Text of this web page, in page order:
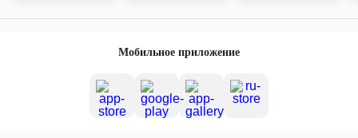
Мобильное приложение